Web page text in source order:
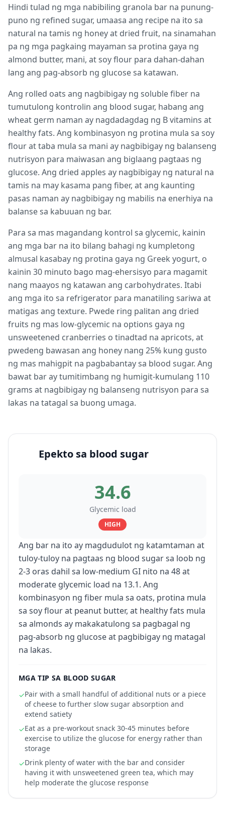
Hindi tulad ng mga nabibiling granola bar na punung-
puno ng refined sugar, umaasa ang recipe na ito sa
natural na tamis ng honey at dried fruit, na sinamahan
pa ng mga pagkaing mayaman sa protina gaya ng
almond butter, mani, at soy flour para dahan-dahan
lang ang pag-absorb ng glucose sa katawan.
Ang rolled oats ang nagbibigay ng soluble fiber na
tumutulong kontrolin ang blood sugar, habang ang
wheat germ naman ay nagdadagdag ng B vitamins at
healthy fats. Ang kombinasyon ng protina mula sa soy
flour at taba mula sa mani ay nagbibigay ng balanseng
nutrisyon para maiwasan ang biglaang pagtaas ng
glucose. Ang dried apples ay nagbibigay ng natural na
tamis na may kasama pang fiber, at ang kaunting
pasas naman ay nagbibigay ng mabilis na enerhiya na
balanse sa kabuuan ng bar.
Para sa mas magandang kontrol sa glycemic, kainin
ang mga bar na ito bilang bahagi ng kumpletong
almusal kasabay ng protina gaya ng Greek yogurt, o
kainin 30 minuto bago mag-ehersisyo para magamit
nang maayos ng katawan ang carbohydrates. Itabi
ang mga ito sa refrigerator para manatiling sariwa at
matigas ang texture. Pwede ring palitan ang dried
fruits ng mas low-glycemic na options gaya ng
unsweetened cranberries o tinadtad na apricots, at
pwedeng bawasan ang honey nang 25% kung gusto
ng mas mahigpit na pagbabantay sa blood sugar. Ang
bawat bar ay tumitimbang ng humigit-kumulang 110
grams at nagbibigay ng balanseng nutrisyon para sa
lakas na tatagal sa buong umaga.
Epekto sa blood sugar
34.6
Glycemic load
HIGH
Ang bar na ito ay magdudulot ng katamtaman at
tuloy-tuloy na pagtaas ng blood sugar sa loob ng
2-3 oras dahil sa low-medium GI nito na 48 at
moderate glycemic load na 13.1. Ang
kombinasyon ng fiber mula sa oats, protina mula
sa soy flour at peanut butter, at healthy fats mula
sa almonds ay makakatulong sa pagbagal ng
pag-absorb ng glucose at pagbibigay ng matagal
na lakas.
MGA TIP SA BLOOD SUGAR
✓Pair with a small handful of additional nuts or a piece
of cheese to further slow sugar absorption and
extend satiety
✓Eat as a pre-workout snack 30-45 minutes before
exercise to utilize the glucose for energy rather than
storage
✓Drink plenty of water with the bar and consider
having it with unsweetened green tea, which may
help moderate the glucose response